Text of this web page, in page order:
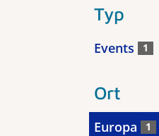
Typ
Events 1
Ort
Europa 1